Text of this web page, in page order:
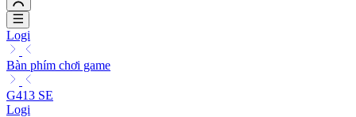
Logi
Bàn phím chơi game
G413 SE
Logi